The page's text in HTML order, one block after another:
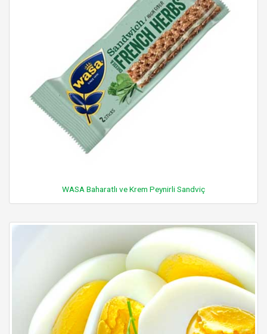
WASA Baharatlı ve Krem Peynirli Sandviç